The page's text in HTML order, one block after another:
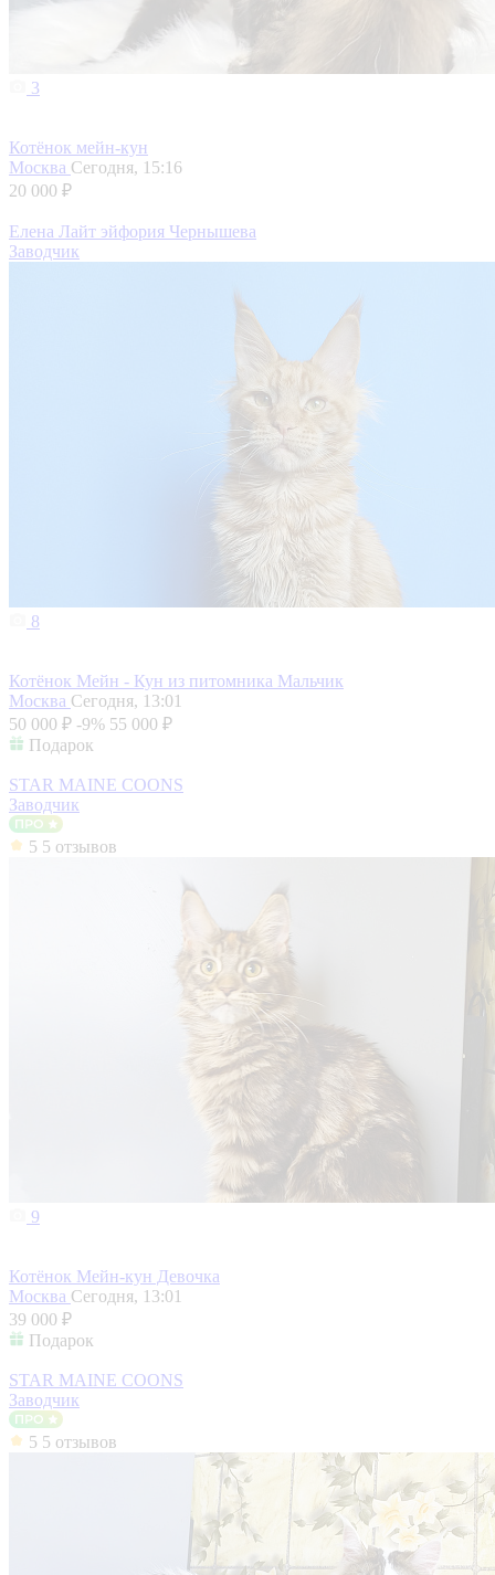
3
Котёнок мейн-кун
Москва Сегодня, 15:16
20 000 ₽
Елена Лайт эйфория Чернышева
Заводчик
8
Котёнок Мейн - Кун из питомника Мальчик
Москва Сегодня, 13:01
50 000 ₽ -9% 55 000 ₽
Подарок
STAR MAINE COONS
Заводчик
5 5 отзывов
9
Котёнок Мейн-кун Девочка
Москва Сегодня, 13:01
39 000 ₽
Подарок
STAR MAINE COONS
Заводчик
5 5 отзывов